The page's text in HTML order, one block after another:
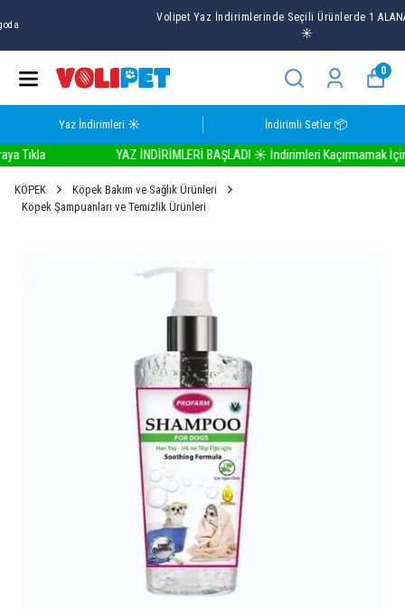
Volipet Yaz İndirimlerinde Seçili Ürünlerde 1 ALANA 1 BEDAVA
0
Yaz İndirimleri ☀️ İndirimli Setler 📦
YAZ İNDİRİMLERİ BAŞLADI ☀️ İndirimleri Kaçırmamak İçin
KÖPEK
Köpek Bakım ve Sağlık Ürünleri
Köpek Şampuanları ve Temizlik Ürünleri